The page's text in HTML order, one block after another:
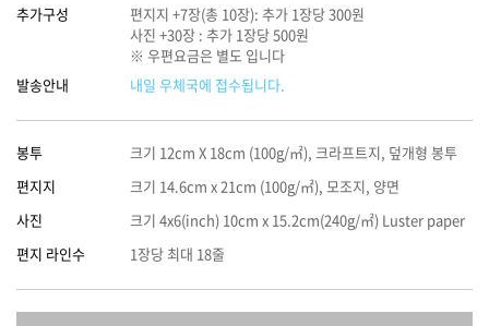
추가구성
편지지 +7장(총 10장): 추가 1장당 300원
사진 +30장 : 추가 1장당 500원
※ 우편요금은 별도 입니다
발송안내
내일 우체국에 접수됩니다.
봉투
크기 12cm X 18cm (100g/㎡), 크라프트지, 덮개형 봉투
편지지
크기 14.6cm x 21cm (100g/㎡), 모조지, 양면
사진
크기 4x6(inch) 10cm x 15.2cm(240g/㎡) Luster paper
편지 라인수
1장당 최대 18줄